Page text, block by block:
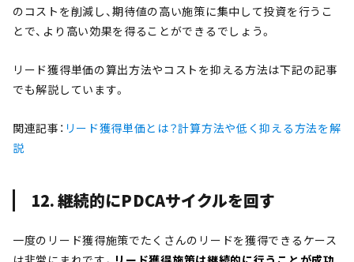
のコストを削減し、期待値の高い施策に集中して投資を行うこ
とで、より高い効果を得ることができるでしょう。
リード獲得単価の算出方法やコストを抑える方法は下記の記事
でも解説しています。
関連記事： リード獲得単価とは？計算方法や低く抑える方法を解
説
12. 継続的にPDCAサイクルを回す
一度のリード獲得施策でたくさんのリードを獲得できるケース